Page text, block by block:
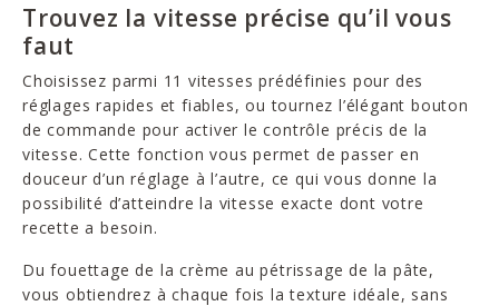
Trouvez la vitesse précise qu’il vous
faut
Choisissez parmi 11 vitesses prédéfinies pour des
réglages rapides et fiables, ou tournez l’élégant bouton
de commande pour activer le contrôle précis de la
vitesse. Cette fonction vous permet de passer en
douceur d’un réglage à l’autre, ce qui vous donne la
possibilité d’atteindre la vitesse exacte dont votre
recette a besoin.
Du fouettage de la crème au pétrissage de la pâte,
vous obtiendrez à chaque fois la texture idéale, sans